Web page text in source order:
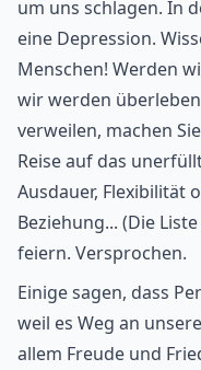
um uns schlagen. In
eine Depression.
Menschen! Werden
wir werden
verweilen, machen
Reise auf das
Ausdauer, Flexibilität
Beziehung... (Die
feiern. Versprochen.
Einige sagen, dass
weil es Weg an
allem Freude und